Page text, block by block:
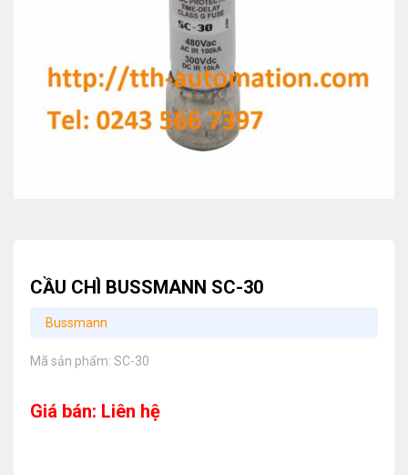
CẦU CHÌ BUSSMANN SC-30
Bussmann
Mã sản phẩm: SC-30
Giá bán: Liên hệ